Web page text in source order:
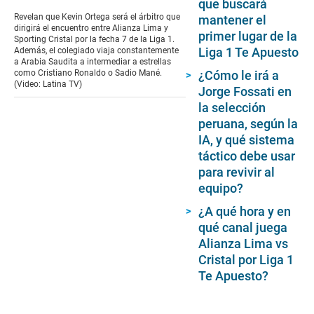
of
52
seconds
Revelan que Kevin Ortega será el árbitro que
dirigirá el encuentro entre Alianza Lima y
Sporting Cristal por la fecha 7 de la Liga 1.
Además, el colegiado viaja constantemente
a Arabia Saudita a intermediar a estrellas
como Cristiano Ronaldo o Sadio Mané.
(Video: Latina TV)
que buscará
mantener el
primer lugar de la
Liga 1 Te Apuesto
¿Cómo le irá a
Jorge Fossati en
la selección
peruana, según la
IA, y qué sistema
táctico debe usar
para revivir al
equipo?
¿A qué hora y en
qué canal juega
Alianza Lima vs
Cristal por Liga 1
Te Apuesto?